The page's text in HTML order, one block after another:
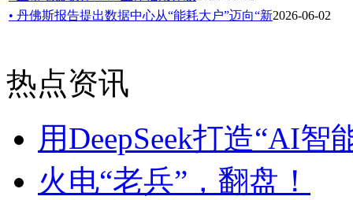
• 丹佛斯报告提出数据中心从“能耗大户”迈向“新2026-06-02
热点资讯
用DeepSeek打造“AI智
火电“老兵”，翻盘！